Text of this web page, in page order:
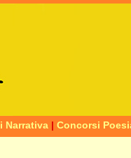
Narrativa | Concorsi